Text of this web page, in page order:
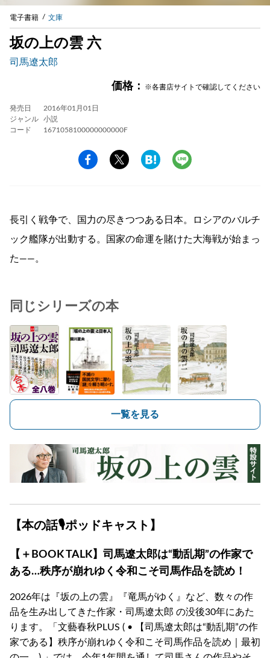
電子書籍 文庫
坂の上の雲 六
司馬遼太郎
価格： ※各書店サイトで確認してください
発売日
2016年01月01日
ジャンル
小説
コード
1671058100000000000F
長引く戦争で、国力の尽きつつある日本。ロシアのバルチ
ック艦隊が出動する。国家の命運を賭けた大海戦が始まっ
た——。
同じシリーズの本
一覧を見る
【本の話🎙ポッドキャスト】
【＋BOOK TALK】司馬遼太郎は“動乱期”の作家で
ある…秩序が崩れゆく令和こそ司馬作品を読め！
2026年は『坂の上の雲』『竜馬がゆく』など、数々の作
品を生み出してきた作家・司馬遼太郎 の没後30年にあた
ります。「文藝春秋PLUS ( • 【司馬遼太郎は“動乱期”の作
家である】秩序が崩れゆく令和こそ司馬作品を読め｜最初